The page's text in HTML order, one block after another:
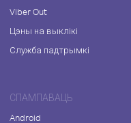
Viber Out
Цэны на выклікі
Служба падтрымкі
СПАМПАВАЦЬ
Android